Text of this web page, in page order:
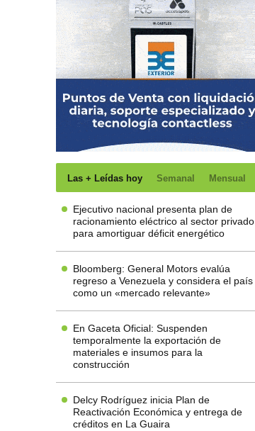
Las + Leídas hoy Semanal Mensual
Ejecutivo nacional presenta plan de
racionamiento eléctrico al sector privado
para amortiguar déficit energético
Bloomberg: General Motors evalúa
regreso a Venezuela y considera el país
como un «mercado relevante»
En Gaceta Oficial: Suspenden
temporalmente la exportación de
materiales e insumos para la
construcción
Delcy Rodríguez inicia Plan de
Reactivación Económica y entrega de
créditos en La Guaira